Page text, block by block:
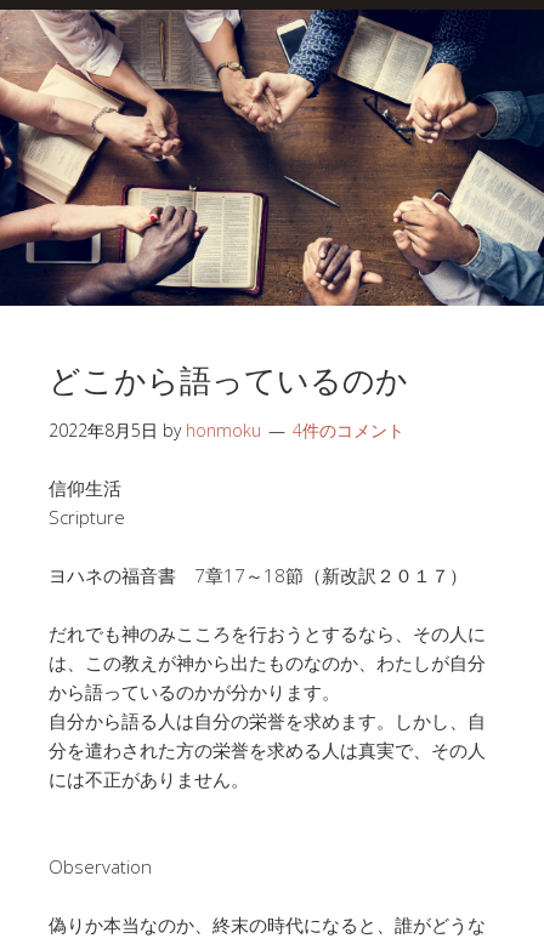
どこから語っているのか
2022年8月5日 by honmoku 4件のコメント
信仰生活
Scripture
ヨハネの福音書 7章17～18節（新改訳２０１７）
だれでも神のみこころを行おうとするなら、その人に
は、この教えが神から出たものなのか、わたしが自分
から語っているのかが分かります。
自分から語る人は自分の栄誉を求めます。しかし、自
分を遣わされた方の栄誉を求める人は真実で、その人
には不正がありません。
Observation
偽りか本当なのか、終末の時代になると、誰がどうな